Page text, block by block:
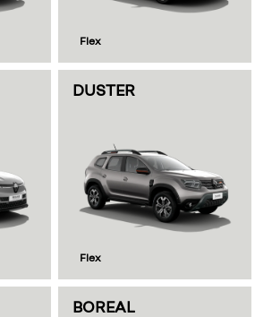
Flex
DUSTER
Flex
BOREAL